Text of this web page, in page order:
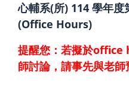
心輔系(所) 114 學年
(Office Hours)
提醒您：若擬於office
師討論，請事先與老師